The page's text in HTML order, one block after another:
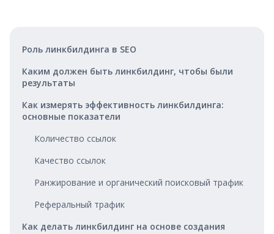
Роль линкбилдинга в SEO
Каким должен быть линкбилдинг, чтобы были
результаты
Как измерять эффективность линкбилдинга:
основные показатели
Количество ссылок
Качество ссылок
Ранжирование и органический поисковый трафик
Реферальный трафик
Как делать линкбилдинг на основе создания